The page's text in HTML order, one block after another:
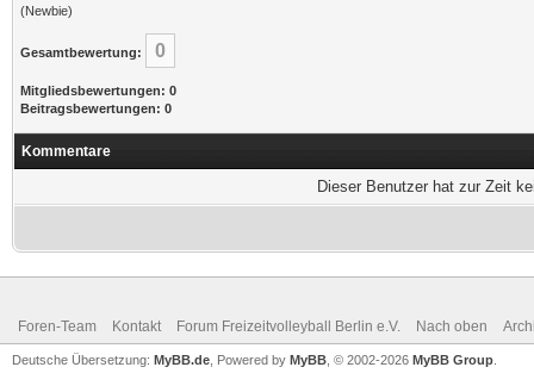
(Newbie)
Gesamtbewertung: 0
Mitgliedsbewertungen: 0
Beitragsbewertungen: 0
Kommentare
Dieser Benutzer hat zur Zeit
Foren-Team Kontakt Forum Freizeitvolleyball Berlin e.V. Nach oben
Deutsche Übersetzung: MyBB.de , Powered by MyBB , © 2002-2026 MyBB Group